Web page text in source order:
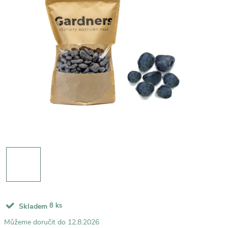
Skladem 8 ks
12.8.2026